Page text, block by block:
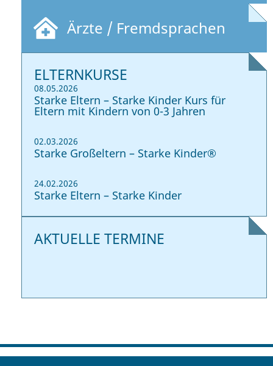
Ärzte / Fremdsprachen
ELTERNKURSE
08.05.2026
Starke Eltern – Starke Kinder Kurs für
Eltern mit Kindern von 0-3 Jahren
02.03.2026
Starke Großeltern – Starke Kinder®
24.02.2026
Starke Eltern – Starke Kinder
AKTUELLE TERMINE